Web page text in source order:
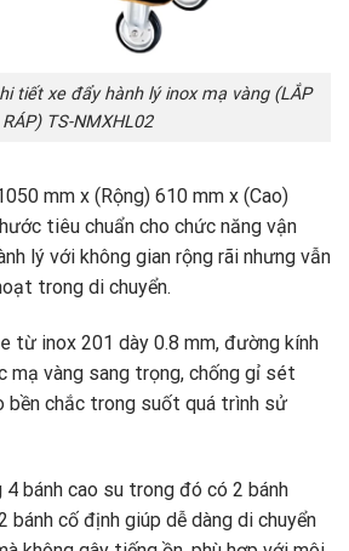
tiết xe đẩy hành lý inox mạ vàng (LẮP
RÁP) TS-NMXHL02
mm x (Rộng) 610 mm x (Cao)
tiêu chuẩn cho chức năng vận
lý với không gian rộng rãi nhưng vẫn
trong di chuyển.
từ inox 201 dày 0.8 mm, đường kính
mạ vàng sang trọng, chống gỉ sét
bền chắc trong suốt quá trình sử
bánh cao su trong đó có 2 bánh
bánh cố định giúp dễ dàng di chuyển